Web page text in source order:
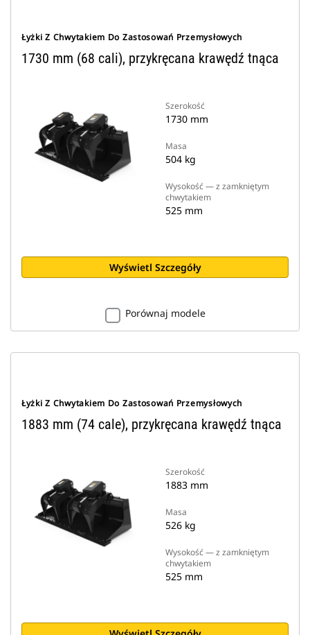
Łyżki Z Chwytakiem Do Zastosowań Przemysłowych
1730 mm (68 cali), przykręcana krawędź tnąca
Szerokość
1730 mm
Masa
504 kg
Wysokość — z zamkniętym
chwytakiem
525 mm
Wyświetl Szczegóły
Porównaj modele
Łyżki Z Chwytakiem Do Zastosowań Przemysłowych
1883 mm (74 cale), przykręcana krawędź tnąca
Szerokość
1883 mm
Masa
526 kg
Wysokość — z zamkniętym
chwytakiem
525 mm